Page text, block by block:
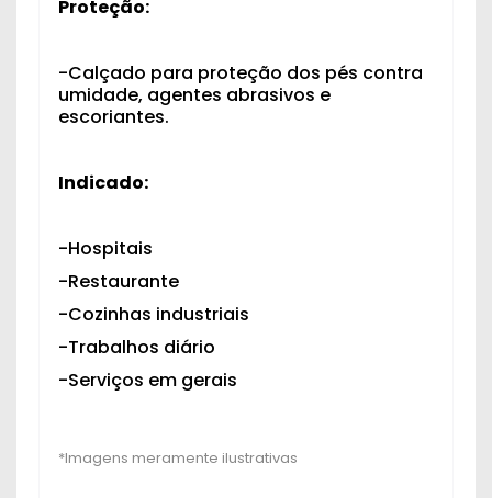
Proteção:
-Calçado para proteção dos pés contra
umidade, agentes abrasivos e
escoriantes.
Indicado:
-Hospitais
-Restaurante
-Cozinhas industriais
-Trabalhos diário
-Serviços em gerais